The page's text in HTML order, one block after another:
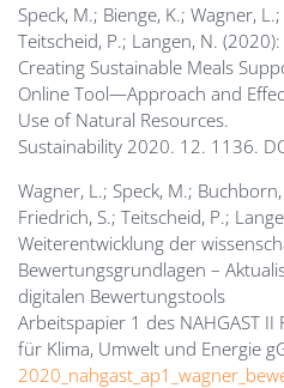
Speck, M.; Bienge, K.; Wagner,
Teitscheid, P.; Langen, N. (2020):
Creating Sustainable Meals
Online Tool—Approach and
Use of Natural Resources.
Sustainability 2020. 12. 1136.
Wagner, L.; Speck, M.;
Friedrich, S.; Teitscheid, P.;
Weiterentwicklung der
Bewertungsgrundlagen –
digitalen Bewertungstools
Arbeitspapier 1 des NAHGAST
für Klima, Umwelt und Energie